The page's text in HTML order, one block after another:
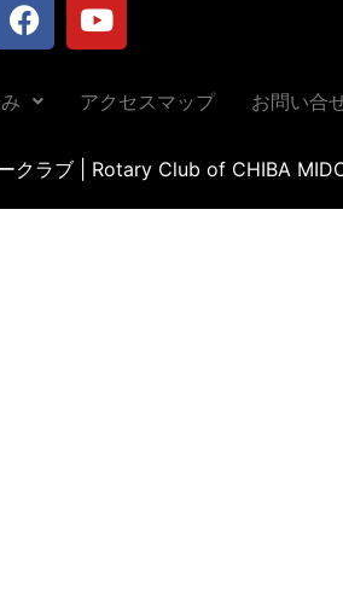
アクセスマップ お問い合
ラブ | Rotary Club of CHIBA